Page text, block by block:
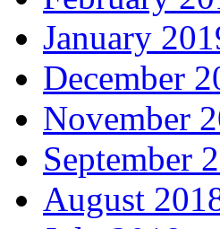
January
December
November
September
August